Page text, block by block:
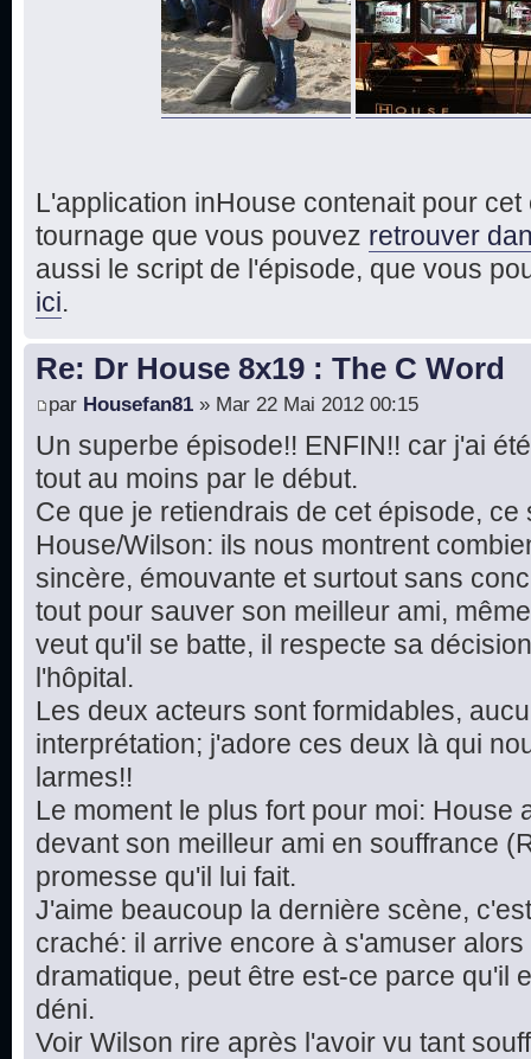
L'application inHouse contenait pour
tournage que vous pouvez retrouver
aussi le script de l'épisode, que vous
ici.
Re: Dr House 8x19 : The C Word
par Housefan81 » Mar 22 Mai 2012 00:15
Un superbe épisode!! ENFIN!! car j'ai
tout au moins par le début.
Ce que je retiendrais de cet épisode, ce
House/Wilson: ils nous montrent
sincère, émouvante et surtout sans
tout pour sauver son meilleur ami,
veut qu'il se batte, il respecte sa
l'hôpital.
Les deux acteurs sont formidables,
interprétation; j'adore ces deux là qui
larmes!!
Le moment le plus fort pour moi: House
devant son meilleur ami en souffrance
promesse qu'il lui fait.
J'aime beaucoup la dernière scène,
craché: il arrive encore à s'amuser
dramatique, peut être est-ce parce qu'il
déni.
Voir Wilson rire après l'avoir vu tant